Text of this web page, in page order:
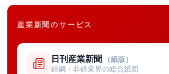
産業新聞のサービス
日刊産業新聞 （紙版）
鉄鋼・非鉄業界の総合紙面